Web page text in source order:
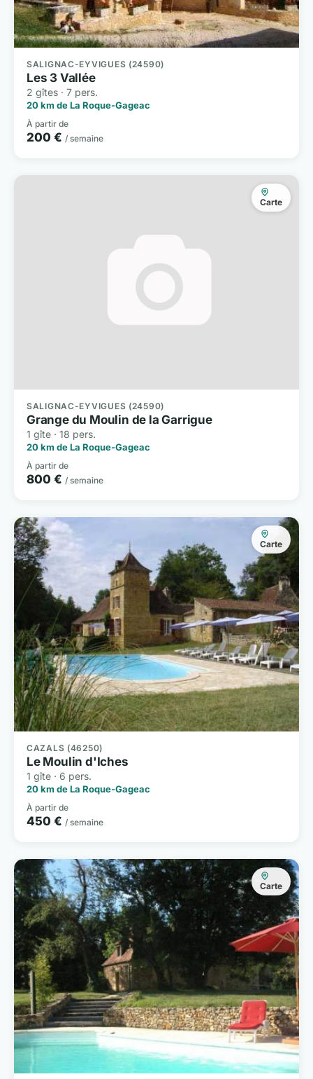
SALIGNAC-EYVIGUES (24590)
Les 3 Vallée
2 gîtes · 7 pers.
20 km de La Roque-Gageac
À partir de
200 € / semaine
Carte
SALIGNAC-EYVIGUES (24590)
Grange du Moulin de la Garrigue
1 gîte · 18 pers.
20 km de La Roque-Gageac
À partir de
800 € / semaine
Carte
CAZALS (46250)
Le Moulin d'Iches
1 gîte · 6 pers.
20 km de La Roque-Gageac
À partir de
450 € / semaine
Carte